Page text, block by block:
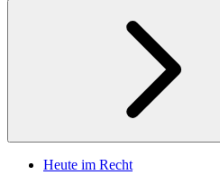
Heute im Recht